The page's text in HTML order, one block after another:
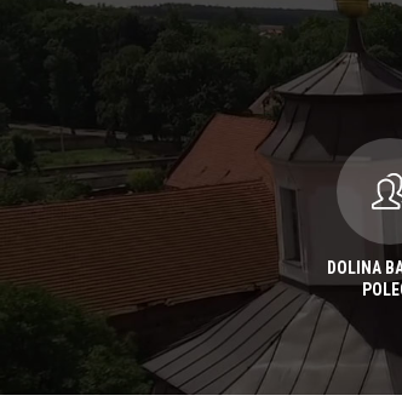
DOLINA